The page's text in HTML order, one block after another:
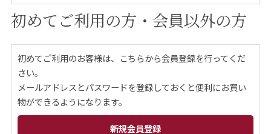
お問い合わせ
0120-12-2486
【営業時間】8:30～17:30
休業日：日曜・祝日／土曜は不定休
お問い合わせフォームはこちら
初めてご利用の方・会員以外の方
初めてご利用のお客様は、こちらから会員登録を行ってくだ
さい。
メールアドレスとパスワードを登録しておくと便利にお買い
物ができるようになります。